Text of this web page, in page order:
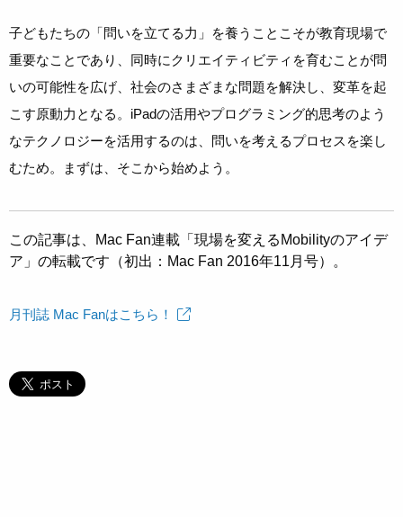
子どもたちの「問いを立てる力」を養うことこそが教育現場で
重要なことであり、同時にクリエイティビティを育むことが問
いの可能性を広げ、社会のさまざまな問題を解決し、変革を起
こす原動力となる。iPadの活用やプログラミング的思考のよう
なテクノロジーを活用するのは、問いを考えるプロセスを楽し
むため。まずは、そこから始めよう。
この記事は、Mac Fan連載「現場を変えるMobilityのアイデ
ア」の転載です（初出：Mac Fan 2016年11月号）。
月刊誌 Mac Fanはこちら！